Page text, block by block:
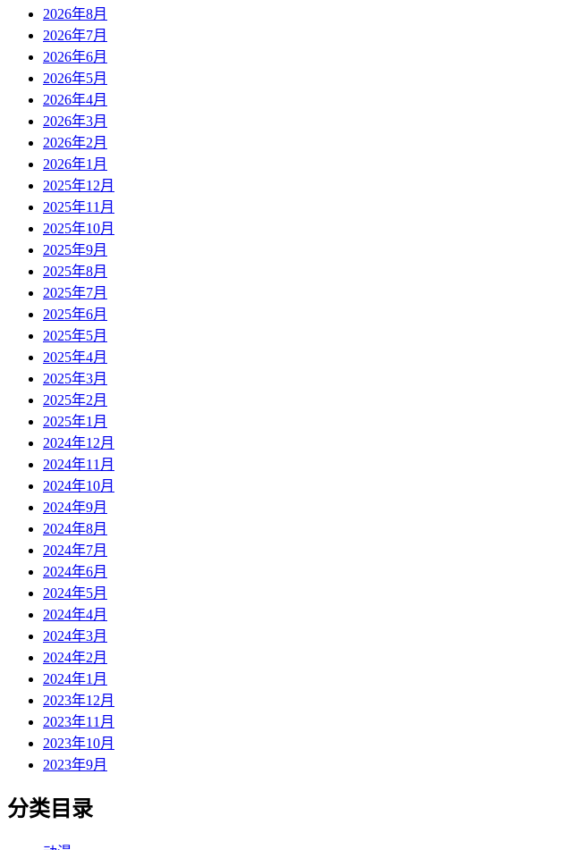
2026年8月
2026年7月
2026年6月
2026年5月
2026年4月
2026年3月
2026年2月
2026年1月
2025年12月
2025年11月
2025年10月
2025年9月
2025年8月
2025年7月
2025年6月
2025年5月
2025年4月
2025年3月
2025年2月
2025年1月
2024年12月
2024年11月
2024年10月
2024年9月
2024年8月
2024年7月
2024年6月
2024年5月
2024年4月
2024年3月
2024年2月
2024年1月
2023年12月
2023年11月
2023年10月
2023年9月
分类目录